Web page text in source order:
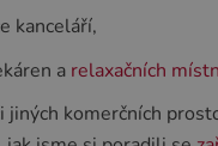
kanceláří,
a relaxačních
jiných komerčních